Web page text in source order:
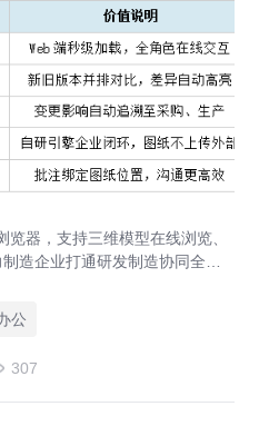
器，支持三维模型在线浏览、
造企业打通研发制造协同全链
公
307